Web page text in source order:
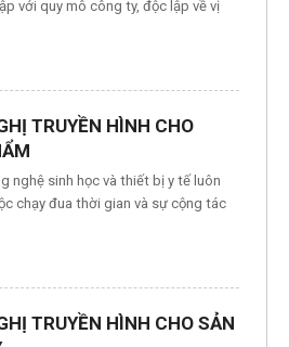
với quy mô công ty, độc lập về vị
TRUYỀN HÌNH CHO
nghệ sinh học và thiết bị y tế luôn
chạy đua thời gian và sự cộng tác
TRUYỀN HÌNH CHO SẢN